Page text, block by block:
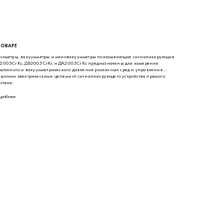
вакуумметры и мановакуумметры показывающие сигнализирующие
ДВ2005СгКс и ДА2005СгКс предназначены для измерения
и вакуумметрического давления различных сред и управления
электрическими цепями от сигнализирующего устройства прямого